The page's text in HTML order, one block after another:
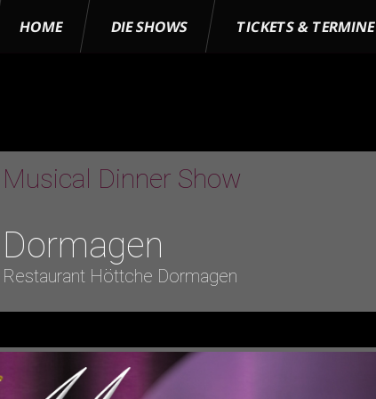
HOME DIE SHOWS TICKETS & TERMINE
Musical Dinner Show
Dormagen
Restaurant Höttche Dormagen